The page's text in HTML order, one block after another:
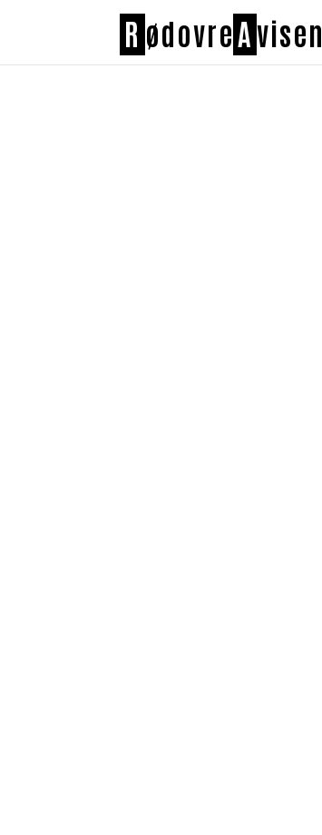
R ødovreAvisen